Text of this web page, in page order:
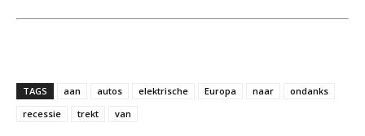
TAGS aan autos elektrische Europa naar
ondanks
recessie
trekt van